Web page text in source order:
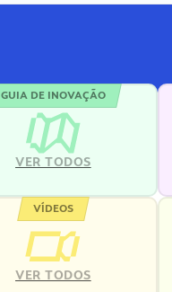
GUIA DE INOVAÇÃO
VER TODOS
VÍDEOS
VER TODOS